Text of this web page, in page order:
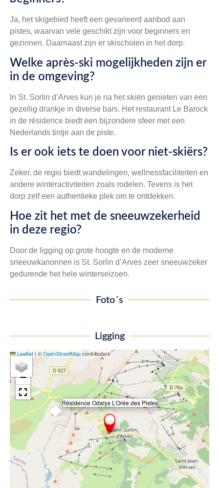
Ja, het skigebied heeft een gevarieerd aanbod aan
pistes, waarvan vele geschikt zijn voor beginners en
gezinnen. Daarnaast zijn er skischolen in het dorp.
Welke après-ski mogelijkheden zijn er
in de omgeving?
In St. Sorlin d’Arves kun je na het skiën genieten van een
gezellig drankje in diverse bars. Het restaurant Le Barock
in de résidence biedt een bijzondere sfeer met een
Nederlands tintje aan de piste.
Is er ook iets te doen voor niet-skiërs?
Zeker, de regio biedt wandelingen, wellnessfaciliteiten en
andere winteractiviteiten zoals rodelen. Tevens is het
dorp zelf een authentieke plek om te ontdekken.
Hoe zit het met de sneeuwzekerheid
in deze regio?
Door de ligging op grote hoogte en de moderne
sneeuwkanonnen is St. Sorlin d’Arves zeer sneeuwzeker
gedurende het hele winterseizoen.
Foto´s
Ligging
Résidence Odalys L’Orée des Pistes
×
+
−
Leaflet | ©OpenStreetMapcontributors